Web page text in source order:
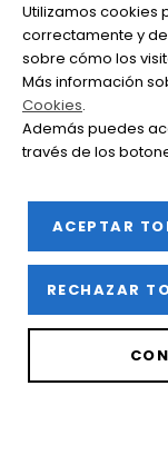
SABER +
Haro
Utilizamos cookies
correctamente y
sobre cómo los
Más información
Cookies.
Además puedes
través de los
ACEPTAR
RECHAZAR